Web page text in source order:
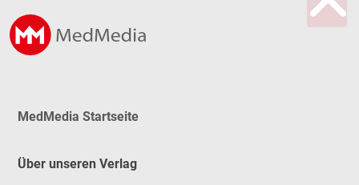
MedMedia Startseite
Über unseren Verlag